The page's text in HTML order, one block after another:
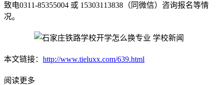
致电0311-85355004 或 15303113838（同微信）咨询报名等情
况。
本文链接： http://www.tieluxx.com/639.html
阅读更多